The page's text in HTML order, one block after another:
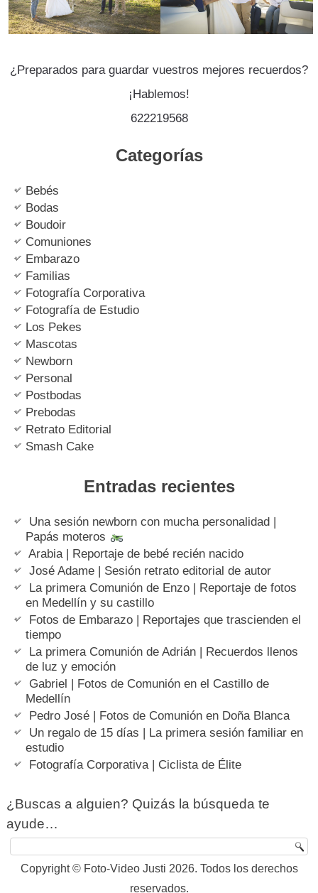
¿Preparados para guardar vuestros mejores recuerdos?
¡Hablemos!
622219568
Categorías
Bebés
Bodas
Boudoir
Comuniones
Embarazo
Familias
Fotografía Corporativa
Fotografía de Estudio
Los Pekes
Mascotas
Newborn
Personal
Postbodas
Prebodas
Retrato Editorial
Smash Cake
Entradas recientes
Una sesión newborn con mucha personalidad |
Papás moteros
Arabia | Reportaje de bebé recién nacido
José Adame | Sesión retrato editorial de autor
La primera Comunión de Enzo | Reportaje de fotos
en Medellín y su castillo
Fotos de Embarazo | Reportajes que trascienden el
tiempo
La primera Comunión de Adrián | Recuerdos llenos
de luz y emoción
Gabriel | Fotos de Comunión en el Castillo de
Medellín
Pedro José | Fotos de Comunión en Doña Blanca
Un regalo de 15 días | La primera sesión familiar en
estudio
Fotografía Corporativa | Ciclista de Élite
¿Buscas a alguien? Quizás la búsqueda te
ayude…
Copyright © Foto-Video Justi 2026. Todos los derechos
reservados.